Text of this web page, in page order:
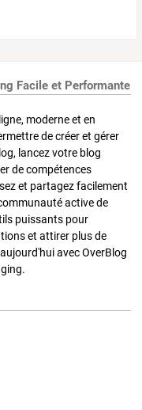
Facile et Performante
moderne et en
de créer et gérer
lancez votre blog
de compétences
et partagez facilement
active de
puissants pour
et attirer plus de
avec OverBlog